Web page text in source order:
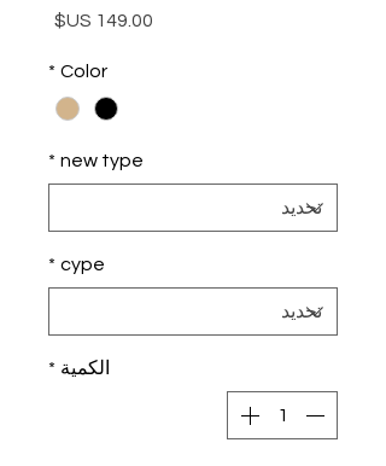
السعر
Color
*
new type
*
cype
*
الكمية *